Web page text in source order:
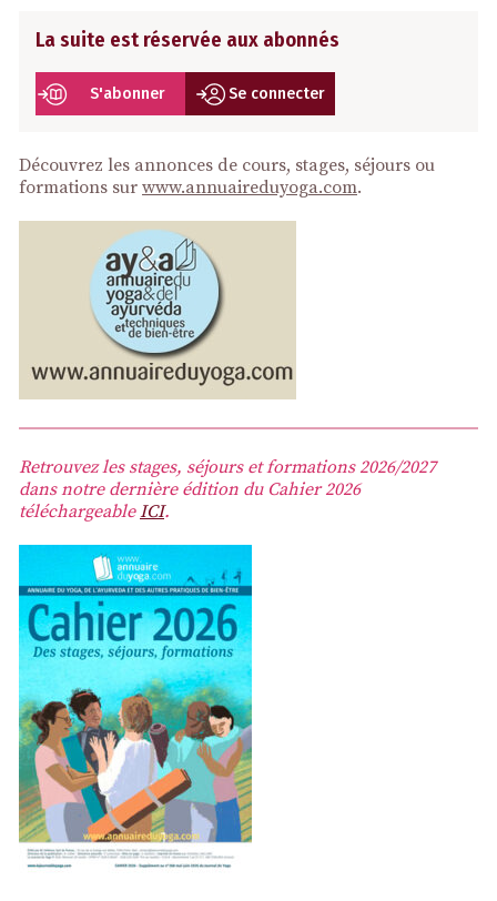
La suite est réservée aux abonnés
S'abonner Se connecter
Découvrez les annonces de cours, stages, séjours ou
formations sur www.annuaireduyoga.com.
Retrouvez les stages, séjours et formations 2026/2027
dans notre dernière édition du Cahier 2026
téléchargeableICI.